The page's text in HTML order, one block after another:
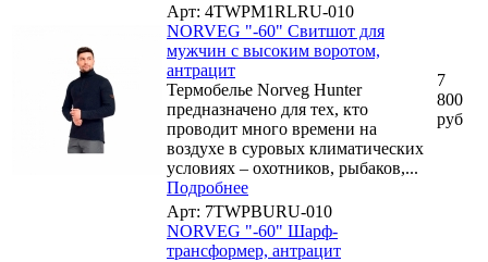
Арт: 4TWPM1RLRU-010
NORVEG "-60" Свитшот для
мужчин с высоким воротом,
антрацит
Термобелье Norveg Hunter
предназначено для тех, кто
проводит много времени на
воздухе в суровых климатических
условиях – охотников, рыбаков,...
Подробнее
7
800
руб
Арт: 7TWPBURU-010
NORVEG "-60" Шарф-
трансформер, антрацит